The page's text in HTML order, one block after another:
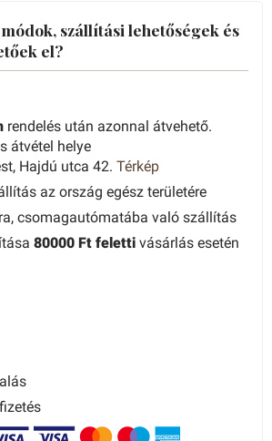
szállítási lehetőségek és
el?
rendelés után azonnal átvehető.
átvétel helye
Hajdú utca 42. Térkép
az ország egész területére
csomagautómatába való szállítás
80000 Ft feletti vásárlás esetén